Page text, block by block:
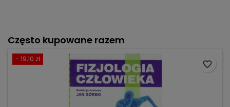
Często kupowane razem
- 19,10 zł
favorite_border